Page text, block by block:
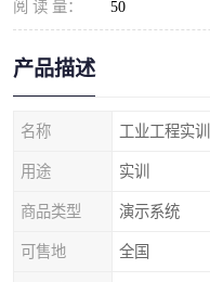
阅 读 量： 50
产品描述
名称 工业工程实
用途 实训
商品类型 演示系统
可售地 全国